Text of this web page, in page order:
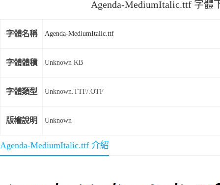
Agenda-MediumItalic.ttf 字體
字體名稱 Agenda-MediumItalic.ttf
字體體積 Unknown KB
字體類型 Unknown.TTF/.OTF
版權說明 Unknown
Agenda-MediumItalic.ttf 介紹